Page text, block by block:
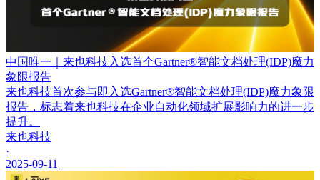
中国唯一｜来也科技入选首个Gartner®智能文档处理(IDP)魔力
象限报告
来也科技首次参与即入选Gartner®智能文档处理(IDP)魔力象限
报告，标志着来也科技在企业自动化领域扩展影响力的进一步
提升。
来也科技
·
2025-09-11